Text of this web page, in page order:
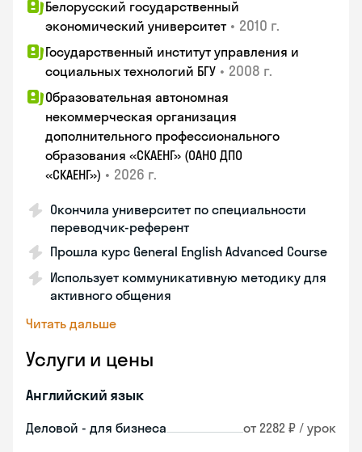
Белорусский государственный
экономический университет • 2010 г.
Государственный институт управления и
социальных технологий БГУ • 2008 г.
Образовательная автономная
некоммерческая организация
дополнительного профессионального
образования «СКАЕНГ» (ОАНО ДПО
«СКАЕНГ») • 2026 г.
Окончила университет по специальности
переводчик-референт
Прошла курс General English Advanced Course
Использует коммуникативную методику для
активного общения
Читать дальше
Услуги и цены
Английский язык
Деловой - для бизнеса от 2282 ₽ / урок